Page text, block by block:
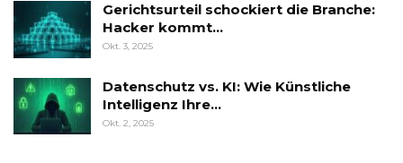
Gerichtsurteil schockiert die Branche:
Hacker kommt…
Okt. 3, 2025
Datenschutz vs. KI: Wie Künstliche
Intelligenz Ihre…
Okt. 2, 2025